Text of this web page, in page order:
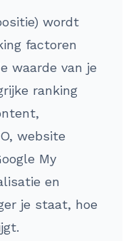
wordt
factoren
waarde van je
ranking
website
My
en
je staat, hoe